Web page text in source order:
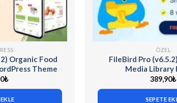
Organic Food
Theme
₺
ÖZEL
FileBird Pro
Media Library
389,90₺
SEPETE